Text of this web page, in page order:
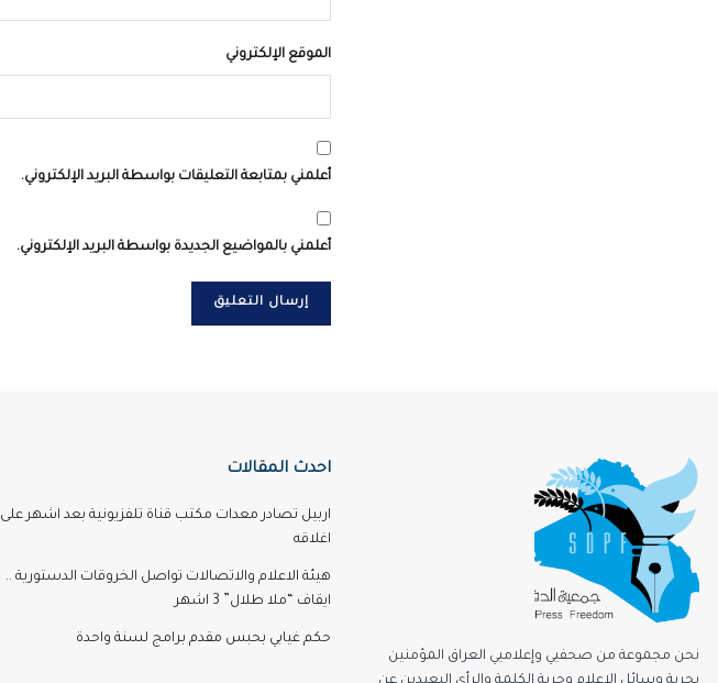
الموقع الإلكتروني
أعلمني بمتابعة التعليقات بواسطة البريد الإلكتروني.
أعلمني بالمواضيع الجديدة بواسطة البريد الإلكتروني.
نحن مجموعة من صحفيي وإعلاميي العراق المؤمنين
احدث المقالات
اربيل تصادر معدات مكتب قناة تلفزيونية بعد اشهر على
اغلاقه
هيئة الاعلام والاتصالات تواصل الخروقات الدستورية ..
ايقاف “ملا طلال” 3 اشهر
حكم غيابي بحبس مقدم برامج لسنة واحدة